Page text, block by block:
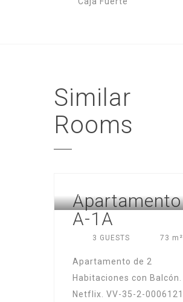
Similar
Rooms
CANARIAS
Apartamento
A-1A
3 GUESTS 73 m²
Apartamento de 2
Habitaciones con Balcón.
Netflix. VV-35-2-0006121